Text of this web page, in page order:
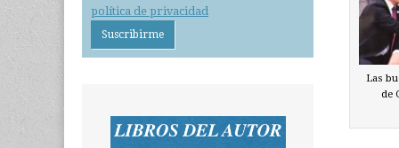
Las
de
política de privacidad